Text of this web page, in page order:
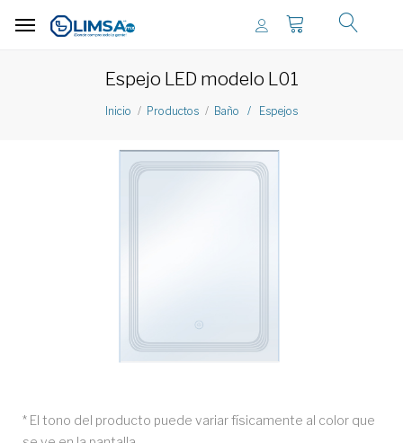
Espejo LED modelo L01
Inicio Productos Baño / Espejos
* El tono del producto puede variar físicamente al color que